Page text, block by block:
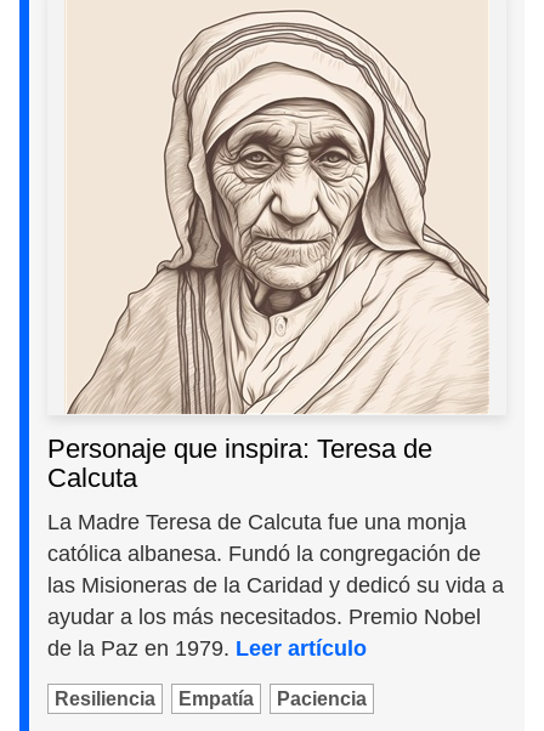
Personaje que inspira: Teresa de
Calcuta
La Madre Teresa de Calcuta fue una monja
católica albanesa. Fundó la congregación de
las Misioneras de la Caridad y dedicó su vida a
ayudar a los más necesitados. Premio Nobel
de la Paz en 1979. Leer artículo
Resiliencia Empatía Paciencia